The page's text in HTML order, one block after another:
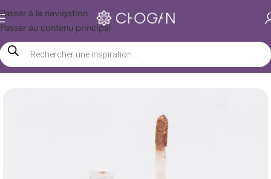
Passer à la navigation
Passer au contenu principal
Accueil/ Boutique Chogan/ Beauté/ Maquillage/ Yeux